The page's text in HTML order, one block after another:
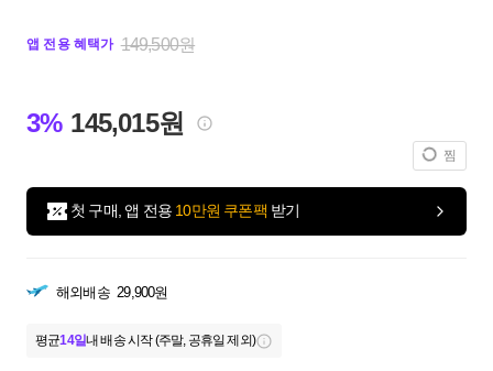
앱 전용 혜택가 149,500원
3% 145,015원
찜
첫 구매, 앱 전용 10만원 쿠폰팩 받기
해외배송 29,900원
평균14일내 배송 시작 (주말, 공휴일 제외)